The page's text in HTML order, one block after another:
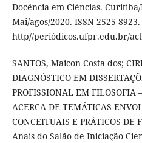
Docência em Ciências. Curitiba/
Mai/agos/2020. ISSN 2525-
http//periódicos.ufpr.edu.br/
SANTOS, Maicon Costa dos;
DIAGNÓSTICO EM
PROFISSIONAL EM FILOSOFIA
ACERCA DE TEMÁTICAS
CONCEITUAIS E PRÁTICOS DE
Anais do Salão de Iniciação